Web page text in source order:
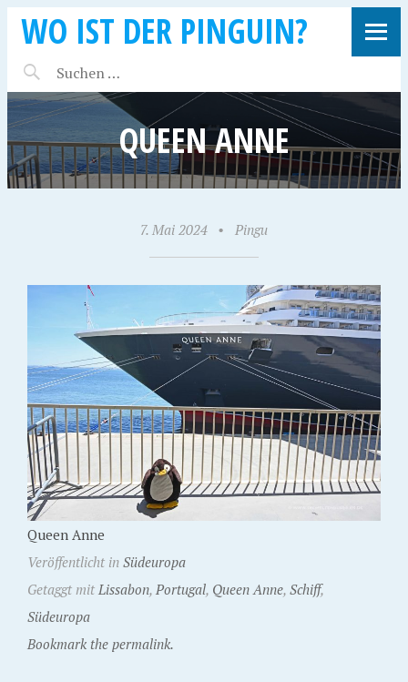
WO IST DER PINGUIN?
QUEEN ANNE
7. Mai 2024 • Pingu
Queen Anne
Veröffentlicht in Südeuropa
Getaggt mit Lissabon, Portugal, Queen Anne, Schiff,
Südeuropa
Bookmark the permalink.